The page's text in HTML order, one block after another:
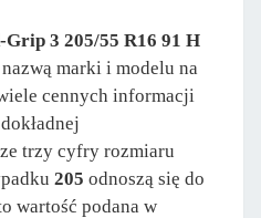
Grip 3 205/55 R16 91 H
marki i modelu na
cennych informacji
trzy cyfry rozmiaru
205 odnoszą się do
wartość podana w